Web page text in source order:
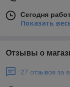
Сегодня
Показать
Отзывы о
27 отзывов за